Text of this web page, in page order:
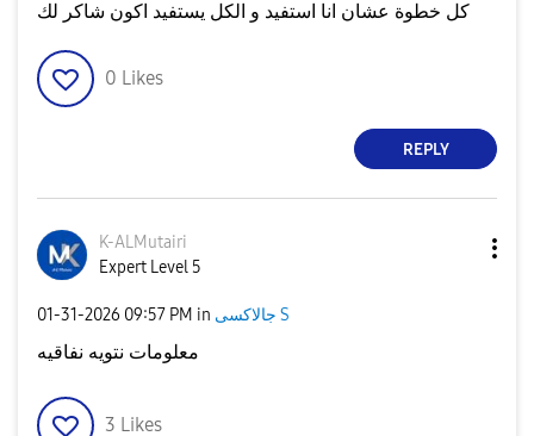
كل خطوة عشان انا استفيد و الكل يستفيد اكون شاكر لك
0 Likes
REPLY
K-ALMutairi
Expert Level 5
‎01-31-2026 09:57 PM in جالاكسى S
معلومات نتويه نفاقيه
3 Likes